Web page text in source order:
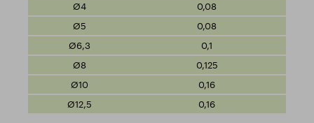
0,08
0,08
0,1
0,125
0,16
0,16